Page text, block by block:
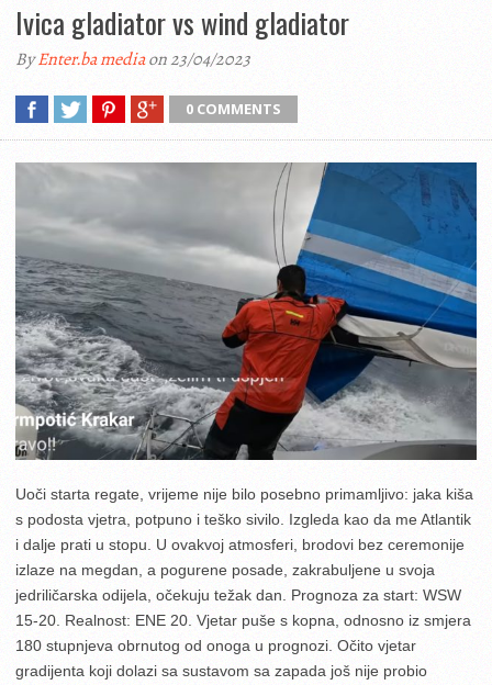
Ivica gladiator vs wind gladiator
ByEnter.ba mediaon 23/04/2023
0 COMMENTS
Uoči starta regate, vrijeme nije bilo posebno primamljivo: jaka kiša
s podosta vjetra, potpuno i teško sivilo. Izgleda kao da me Atlantik
i dalje prati u stopu. U ovakvoj atmosferi, brodovi bez ceremonije
izlaze na megdan, a pogurene posade, zakrabuljene u svoja
jedriličarska odijela, očekuju težak dan. Prognoza za start: WSW
15-20. Realnost: ENE 20. Vjetar puše s kopna, odnosno iz smjera
180 stupnjeva obrnutog od onoga u prognozi. Očito vjetar
gradijenta koji dolazi sa sustavom sa zapada još nije probio